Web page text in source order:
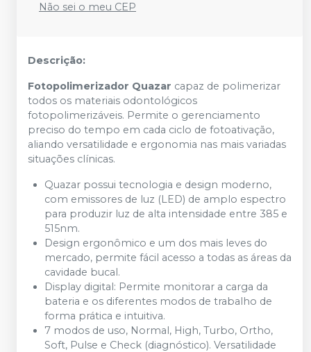
Não sei o meu CEP
Descrição:
Fotopolimerizador Quazar capaz de polimerizar
todos os materiais odontológicos
fotopolimerizáveis. Permite o gerenciamento
preciso do tempo em cada ciclo de fotoativação,
aliando versatilidade e ergonomia nas mais variadas
situações clínicas.
Quazar possui tecnologia e design moderno,
com emissores de luz (LED) de amplo espectro
para produzir luz de alta intensidade entre 385 e
515nm.
Design ergonômico e um dos mais leves do
mercado, permite fácil acesso a todas as áreas da
cavidade bucal.
Display digital: Permite monitorar a carga da
bateria e os diferentes modos de trabalho de
forma prática e intuitiva.
7 modos de uso, Normal, High, Turbo, Ortho,
Soft, Pulse e Check (diagnóstico). Versatilidade